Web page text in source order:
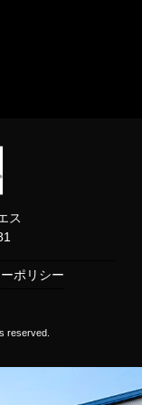
ス
ポリシー
reserved.